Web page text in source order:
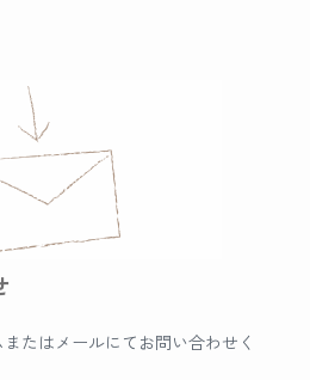
たはメールにてお問い合わせく